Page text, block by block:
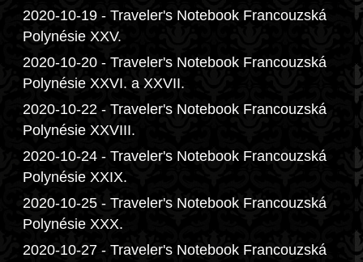
2020-10-19 - Traveler's Notebook Francouzská
Polynésie XXV.
2020-10-20 - Traveler's Notebook Francouzská
Polynésie XXVI. a XXVII.
2020-10-22 - Traveler's Notebook Francouzská
Polynésie XXVIII.
2020-10-24 - Traveler's Notebook Francouzská
Polynésie XXIX.
2020-10-25 - Traveler's Notebook Francouzská
Polynésie XXX.
2020-10-27 - Traveler's Notebook Francouzská